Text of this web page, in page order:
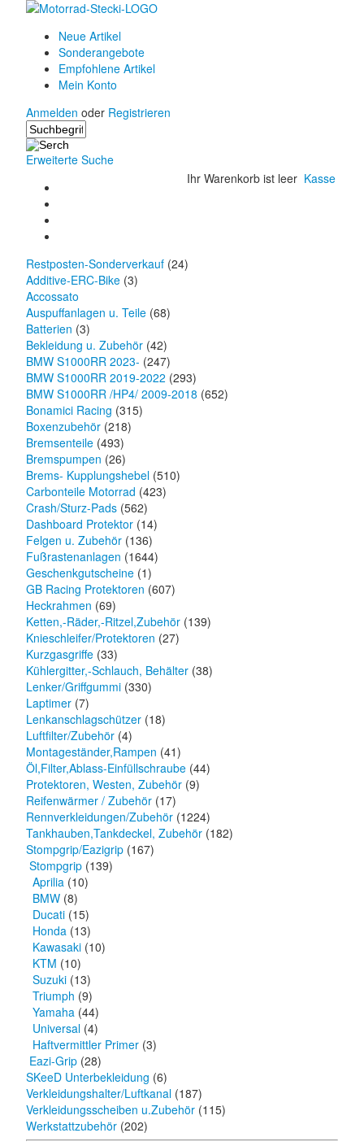
Neue Artikel
Sonderangebote
Empfohlene Artikel
Mein Konto
Anmelden oder Registrieren
Erweiterte Suche
Ihr Warenkorb ist leer Kasse
Restposten-Sonderverkauf (24)
Additive-ERC-Bike (3)
Accossato
Auspuffanlagen u. Teile (68)
Batterien (3)
Bekleidung u. Zubehör (42)
BMW S1000RR 2023- (247)
BMW S1000RR 2019-2022 (293)
BMW S1000RR /HP4/ 2009-2018 (652)
Bonamici Racing (315)
Boxenzubehör (218)
Bremsenteile (493)
Bremspumpen (26)
Brems- Kupplungshebel (510)
Carbonteile Motorrad (423)
Crash/Sturz-Pads (562)
Dashboard Protektor (14)
Felgen u. Zubehör (136)
Fußrastenanlagen (1644)
Geschenkgutscheine (1)
GB Racing Protektoren (607)
Heckrahmen (69)
Ketten,-Räder,-Ritzel,Zubehör (139)
Knieschleifer/Protektoren (27)
Kurzgasgriffe (33)
Kühlergitter,-Schlauch, Behälter (38)
Lenker/Griffgummi (330)
Laptimer (7)
Lenkanschlagschützer (18)
Luftfilter/Zubehör (4)
Montageständer,Rampen (41)
Öl,Filter,Ablass-Einfüllschraube (44)
Protektoren, Westen, Zubehör (9)
Reifenwärmer / Zubehör (17)
Rennverkleidungen/Zubehör (1224)
Tankhauben,Tankdeckel, Zubehör (182)
Stompgrip/Eazigrip (167)
Stompgrip (139)
Aprilia (10)
BMW (8)
Ducati (15)
Honda (13)
Kawasaki (10)
KTM (10)
Suzuki (13)
Triumph (9)
Yamaha (44)
Universal (4)
Haftvermittler Primer (3)
Eazi-Grip (28)
SKeeD Unterbekleidung (6)
Verkleidungshalter/Luftkanal (187)
Verkleidungsscheiben u.Zubehör (115)
Werkstattzubehör (202)